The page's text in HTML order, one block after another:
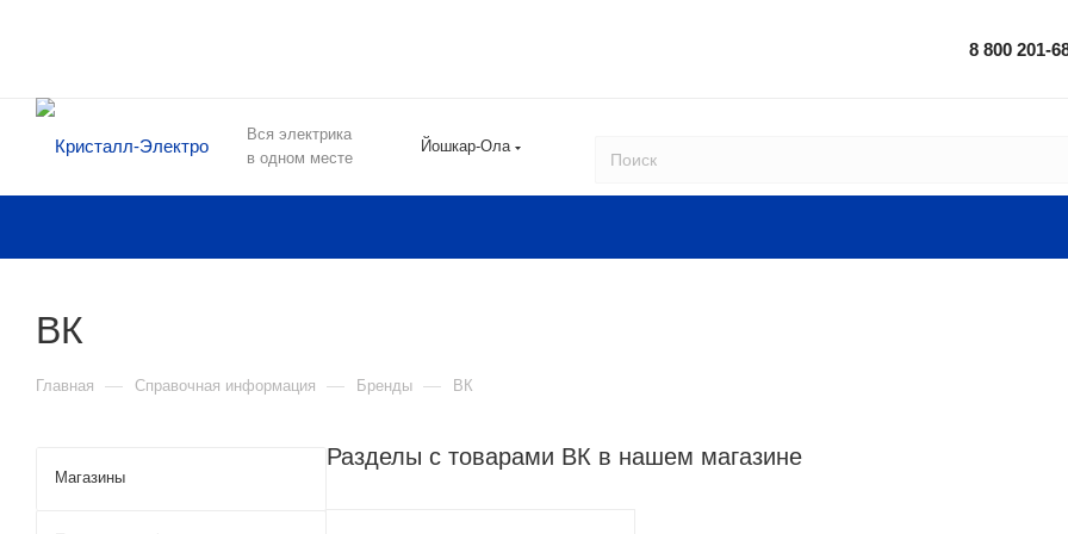
8 800 201-
Вся электрика
в одном месте
Йошкар-Ола
ВК
Главная — Справочная информация — Бренды — ВК
Разделы с товарами ВК в нашем магазине
Магазины